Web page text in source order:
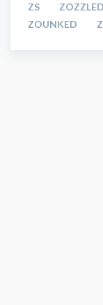
ZS
ZOZZLED
ZOUNKED